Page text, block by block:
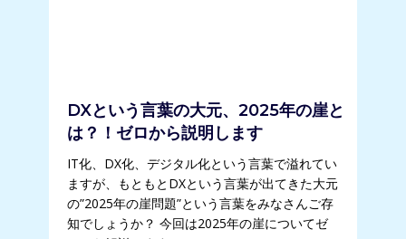
DXという言葉の大元、2025年の崖と
は？！ゼロから説明します
IT化、DX化、デジタル化という言葉で溢れてい
ますが、もともとDXという言葉が出てきた大元
の”2025年の崖問題”という言葉をみなさんご存
知でしょうか？ 今回は2025年の崖についてゼ